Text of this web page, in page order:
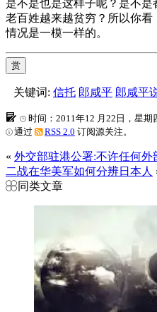
是不是也是这样子呢？是不
老百姓越来越贫穷？所以你
情况是一模一样的。
赏
关键词: 信托 郎咸平 郎咸平
时间：2011年12 月22日，星期
通过
RSS 2.0 订阅源关注。
« 外交部驻港公署:不许任何外
二战在华美军如何分辨日本人
同类文章